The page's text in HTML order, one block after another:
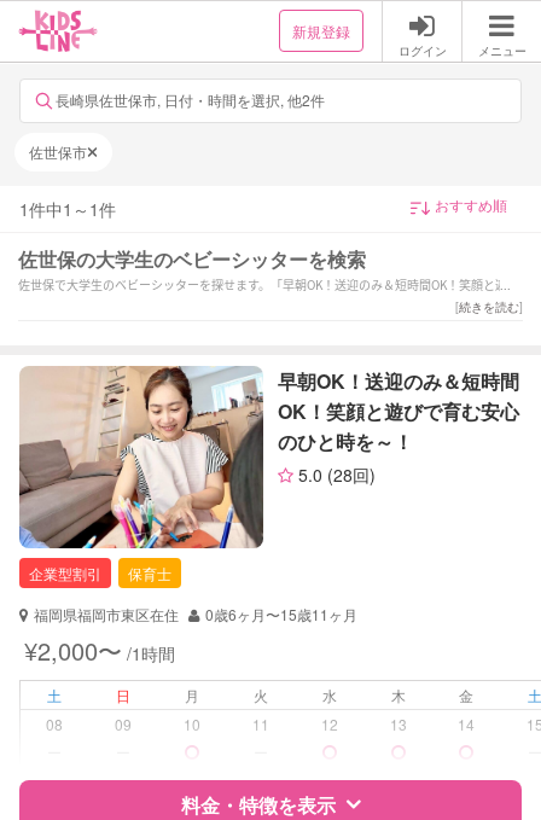
新規登録
ログイン メニュー
長崎県佐世保市, 日付・時間を選択, 他2件
佐世保市
1件中1 ～ 1件
佐世保の大学生のベビーシッターを検索
佐世保で大学生のベビーシッターを探せます。「早朝OK！送迎のみ＆短時間OK！笑顔と遊び
で育む安心のひと時を～！」などの強みを持つシッターが対応いたします。佐世保で様々な
[続きを読む]
早朝OK！送迎のみ＆短時間
OK！笑顔と遊びで育む安心
のひと時を～！
5.0 (28回)
企業型割引
保育士
福岡県福岡市東区在住
0歳6ヶ月〜15歳11ヶ月
¥2,000〜 /1時間
土 日 月 火 水 木 金
08
09 10 11 12 13 14
料金・特徴を表示